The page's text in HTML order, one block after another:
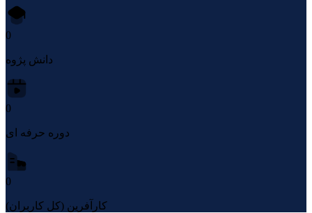
0
دانش پژوه
0
دوره حرفه ای
0
کارآفرین (کل کاربران)